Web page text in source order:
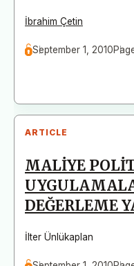
İbrahim Çetin
September 1, 2010
ARTICLE
MALİYE
DEĞERLEME
İlter Ünlükaplan